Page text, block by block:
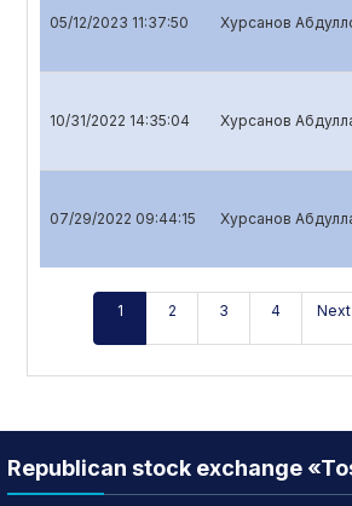
05/12/2023 11:37:50 Хурсанов
10/31/2022 14:35:04 Хурсанов
07/29/2022 09:44:15 Хурсанов
1 2 3 4 Next
Republican stock exchange